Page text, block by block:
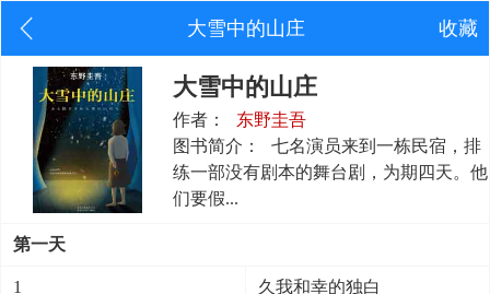
大雪中的山庄 收藏
大雪中的山庄
作者：
东野圭吾
图书简介：
七名演员来到一栋民宿，排
练一部没有剧本的舞台剧，为期四天。他
们要假...
第一天
1 久我和幸的独白